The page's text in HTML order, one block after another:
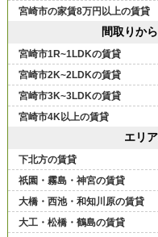
宮崎市の家賃8万円以上の賃貸
間取りか
宮崎市1R~1LDKの賃貸
宮崎市2K~2LDKの賃貸
宮崎市3K~3LDKの賃貸
宮崎市4K以上の賃貸
エリ
下北方の賃貸
祇園・霧島・神宮の賃貸
大橋・西池・和知川原の賃貸
大工・松橋・鶴島の賃貸